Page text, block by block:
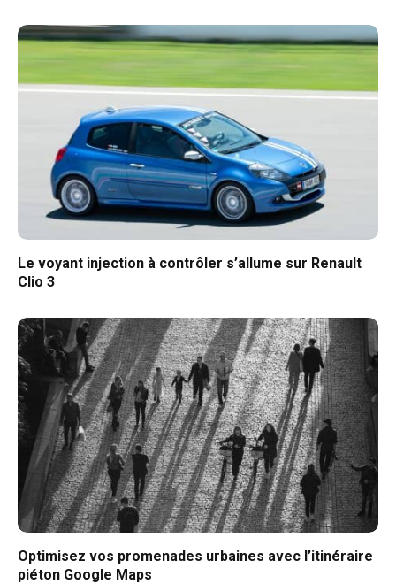
Le voyant injection à contrôler s’allume sur Renault
Clio 3
Optimisez vos promenades urbaines avec l’itinéraire
piéton Google Maps